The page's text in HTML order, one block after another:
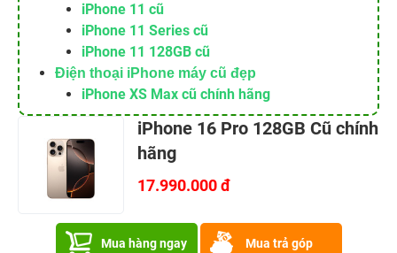
iPhone 11 cũ
iPhone 11 Series cũ
iPhone 11 128GB cũ
Điện thoại iPhone máy cũ đẹp
iPhone XS Max cũ chính hãng
iPhone 16 Pro 128GB Cũ chính
hãng
17.990.000 đ
Mua hàng ngay Mua trả góp